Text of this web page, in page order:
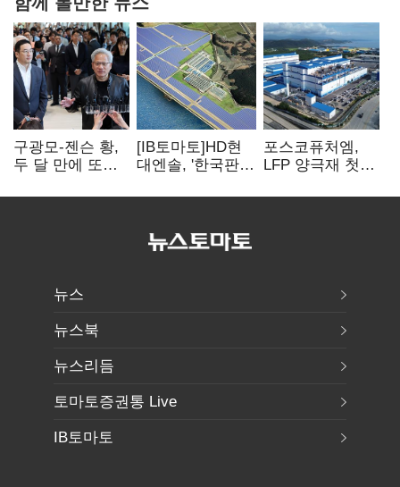
구광모-젠슨 황,
두 달 만에 또
등 논의
[IB토마토]HD현
대엔솔, '한국판
세액공제 선택이
포스코퓨처엠,
LFP 양극재 첫
ESS 시장 공략
뉴스
뉴스북
뉴스리듬
토마토증권통 Live
IB토마토